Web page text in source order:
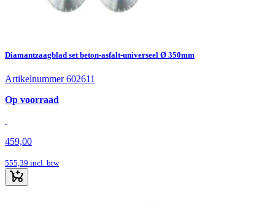
Diamantzaagblad set beton-asfalt-universeel Ø 350mm
Artikelnummer 602611
Op voorraad
459,00
555,39 incl. btw